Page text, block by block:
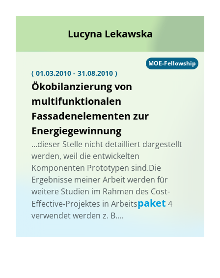
Lucyna Lekawska
( 01.03.2010 - 31.08.2010 )
Ökobilanzierung von
multifunktionalen
Fassadenelementen zur
Energiegewinnung
...dieser Stelle nicht detailliert dargestellt
werden, weil die entwickelten
Komponenten Prototypen sind.Die
Ergebnisse meiner Arbeit werden für
weitere Studien im Rahmen des Cost-
Effective-Projektes in Arbeitspaket 4
verwendet werden z. B....
MOE-Fellowship